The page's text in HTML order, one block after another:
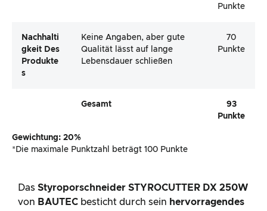
Punkte
Nachhalti
Gkeit Des
Produkte
S
Keine Angaben, aber gute
Qualität lässt auf lange
Lebensdauer schließen
70
Punkte
Gesamt
93
Punkte
Gewichtung: 20%
*Die maximale Punktzahl beträgt 100 Punkte
Das Styroporschneider STYROCUTTER DX 250W
von BAUTEC besticht durch sein hervorragendes